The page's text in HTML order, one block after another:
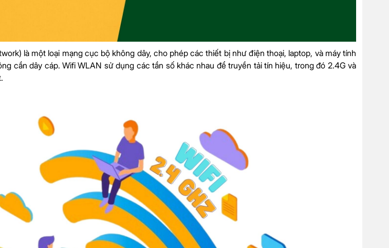
là một loại mạng cục bộ không dây, cho phép các thiết bị như điện thoại, laptop, và máy tính
cần dây cáp. Wifi WLAN sử dụng các tần số khác nhau để truyền tải tín hiệu, trong đó 2.4G và